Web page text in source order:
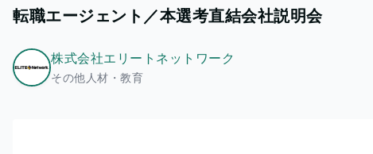
転職エージェント／本選考直結会社説明会
株式会社エリートネットワーク
その他人材・教育